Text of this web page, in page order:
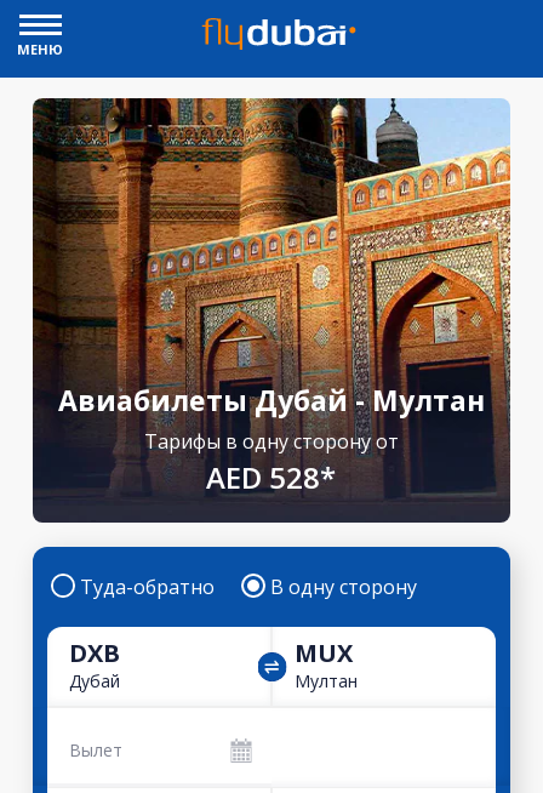
МЕНЮ
Авиабилеты Дубай - Мултан
Тарифы в одну сторону от
AED 528*
Туда-обратно В одну сторону
DXB
Дубай
MUX
Мултан
Вылет